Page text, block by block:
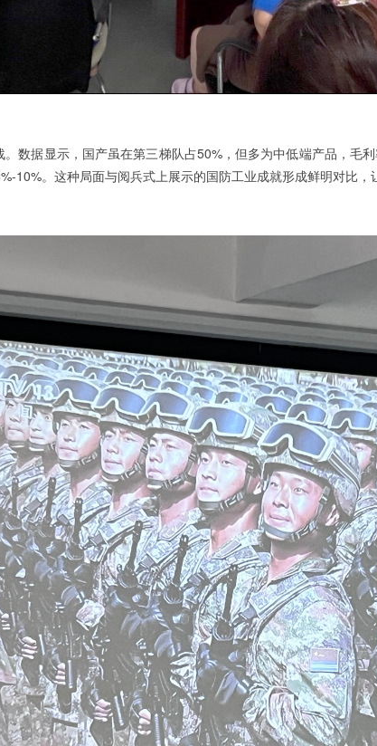
数据显示，国产虽在第三梯队占50%，但多为中低端产品，毛
10%。这种局面与阅兵式上展示的国防工业成就形成鲜明对比，